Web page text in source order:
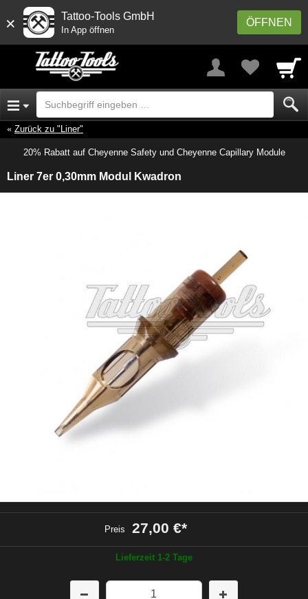
× ÖFFNEN
Tattoo-Tools GmbH
In App öffnen
Zurück zu "Liner"
20% Rabatt auf Cheyenne Safety und Cheyenne Capillary Module
Liner 7er 0,30mm Modul Kwadron
Preis 27,00 €*
Lieferzeit 1-2 Tage